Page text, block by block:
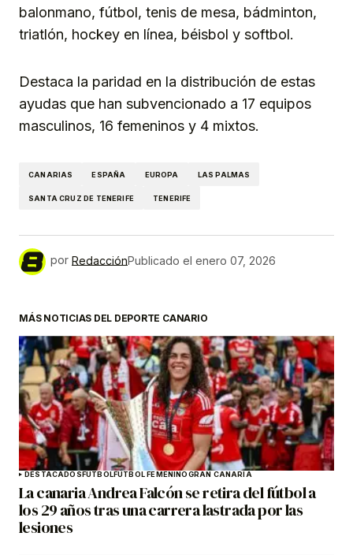
balonmano, fútbol, tenis de mesa, bádminton,
triatlón, hockey en línea, béisbol y softbol.
Destaca la paridad en la distribución de estas
ayudas que han subvencionado a 17 equipos
masculinos, 16 femeninos y 4 mixtos.
CANARIAS ESPAÑA EUROPA LAS PALMAS
SANTA CRUZ DE TENERIFE TENERIFE
por RedacciónPublicado el enero 07, 2026
MÁS NOTICIAS DEL DEPORTE CANARIO
DESTACADOSFÚTBOLFÚTBOL FEMENINOGRAN CANARIA
La canaria Andrea Falcón se retira del fútbol a
los 29 años tras una carrera lastrada por las
lesiones